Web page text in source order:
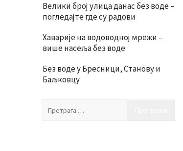
Велики број улица данас без воде –
погледајте где су радови
Хаварије на водоводној мрежи –
више насеља без воде
Без воде у Бресници, Станову и
Баљковцу